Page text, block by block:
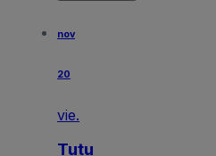
nov
20
vie.
Tutu